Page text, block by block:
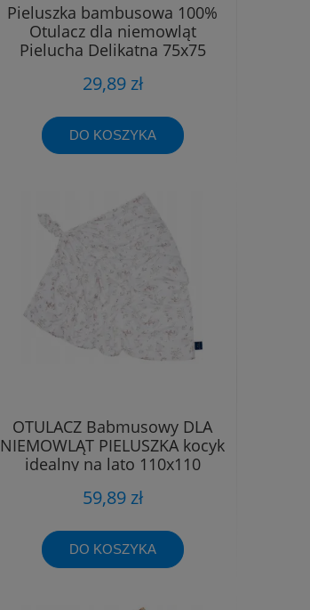
Pieluszka bambusowa 100%
Otulacz dla niemowląt
Pielucha Delikatna 75x75
29,89 zł
DO KOSZYKA
OTULACZ Babmusowy DLA
NIEMOWLĄT PIELUSZKA kocyk
idealny na lato 110x110
59,89 zł
DO KOSZYKA